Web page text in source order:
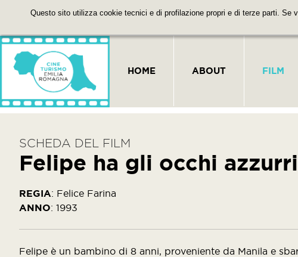
Questo sito utilizza cookie tecnici e di profilazione propri e di terze parti. Se
HOME ABOUT FILM
SCHEDA DEL FILM
Felipe ha gli occhi azzurri
REGIA: Felice Farina
ANNO: 1993
Felipe è un bambino di 8 anni, proveniente da Manila e